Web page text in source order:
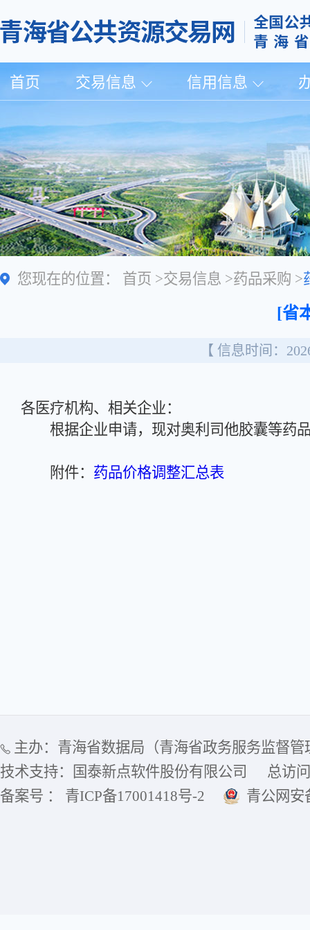
首页 交易信息 信用信息
您现在的位置： 首页 >交易信息 >药品采购 >
[省
【 信息时间：
各医疗机构、相关企业：
根据企业申请，现对奥利司他胶囊等药品
附件： 药品价格调整汇总表
主办：青海省数据局（青海省政务服务监督管
技术支持：国泰新点软件股份有限公司
总访
备案号 ： 青ICP备17001418号-2
青公网安